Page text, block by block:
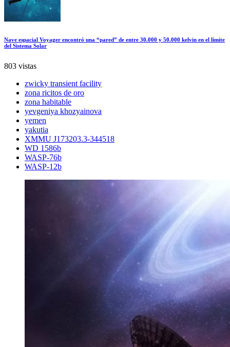
Nave espacial Voyager encontró una “pared” de entre 30.000 y 50.000 kelvin en el límite
del Sistema Solar
803 vistas
zwicky transient facility
zona ricitos de oro
zona habitable
yevgeniya khozyainova
yemen
yakutia
XMMU J173203.3-344518
WD 1586b
WASP-76b
WASP-12b